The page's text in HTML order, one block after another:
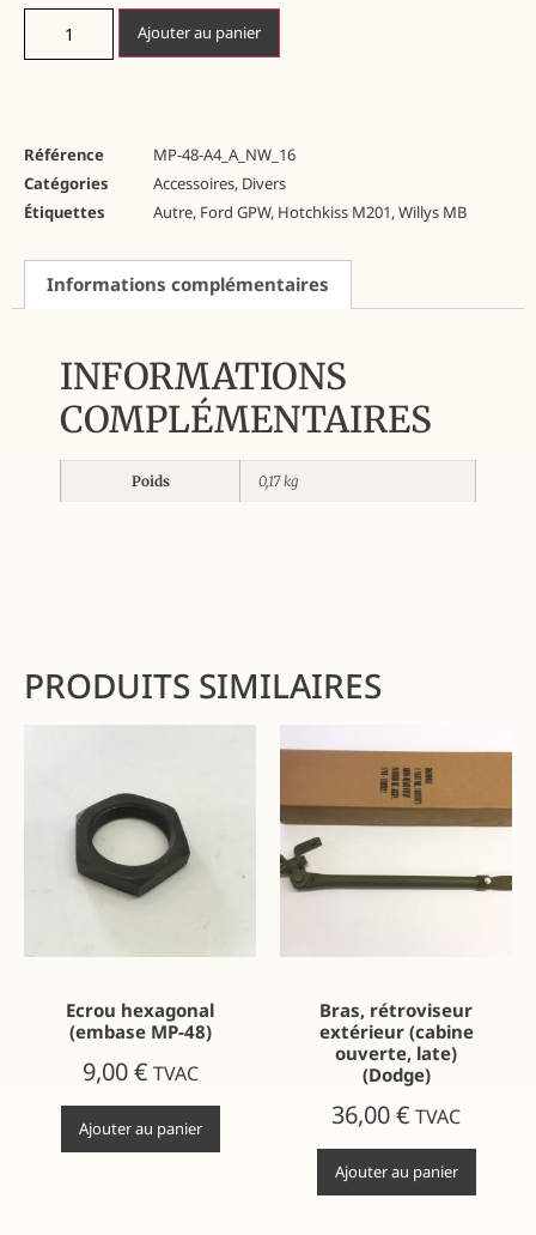
Ajouter au panier
Référence
MP-48-A4_A_NW_16
Catégories
Accessoires, Divers
Étiquettes
Autre, Ford GPW, Hotchkiss M201,Willys MB
Informations complémentaires
INFORMATIONS
COMPLÉMENTAIRES
Poids 0,17 kg
PRODUITS SIMILAIRES
Ecrou hexagonal
(embase MP-48)
9,00€ TVAC
Ajouter au panier
Bras, rétroviseur
extérieur (cabine
ouverte, late)
(Dodge)
36,00€ TVAC
Ajouter au panier